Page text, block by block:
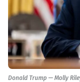
Donald Trump — Molly